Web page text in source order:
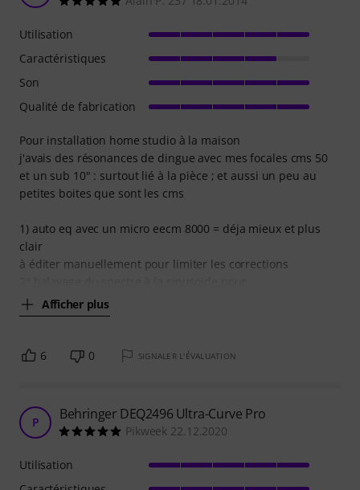
Pour installation home studio à la maison
j'avais des résonances de dingue avec mes focales cms 50
et un sub 10" : surtout lié à la pièce ; et aussi un peu au
petites boites que sont les cms
1) auto eq avec un micro eecm 8000 = déja mieux et plus
clair
à éditer manuellement pour limiter les corrections
Afficher plus
Utilisation
Caractéristiques
Son
Qualité de fabrication
6 0 SIGNALER L'ÉVALUATION
P Behringer DEQ2496 Ultra-Curve Pro
Pikweek 22.12.2020
Utilisation